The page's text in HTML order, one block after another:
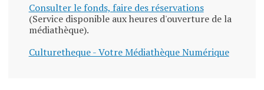
Consulter le fonds, faire des réservations
(Service disponible aux heures d'ouverture de la
médiathèque).
Culturetheque - Votre Médiathèque Numérique